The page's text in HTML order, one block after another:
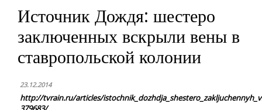
Источник Дождя: шестеро
заключенных вскрыли вены в
ставропольской колонии
23.12.2014
http://tvrain.ru/articles/